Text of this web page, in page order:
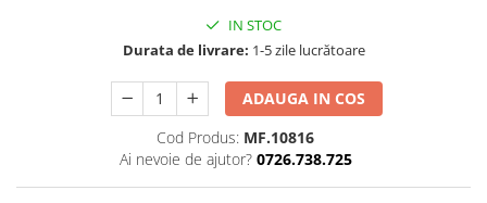
IN STOC
Durata de livrare: 1-5 zile lucrătoare
ADAUGA IN COS
Cod Produs: MF.10816
Ai nevoie de ajutor? 0726.738.725